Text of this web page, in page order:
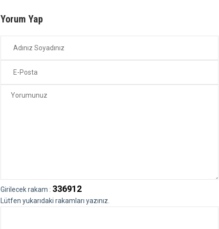
Yorum Yap
Girilecek rakam : 336912
Lütfen yukarıdaki rakamları yazınız.